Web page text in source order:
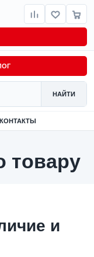
НАЙТИ
КОНТАКТЫ
товару
и